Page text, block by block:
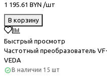
1 195.61 BYN /шт
В корзину
Быстрый просмотр
Частотный преобразователь
VEDA
В наличии 15 шт